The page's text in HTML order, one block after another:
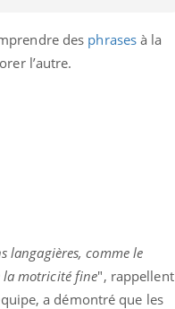
des phrases à la
l’autre.
langagières, comme le
la motricité fine", rappellent
a démontré que les